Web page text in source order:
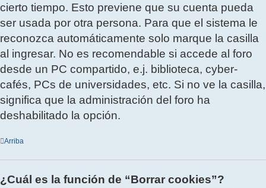
cierto tiempo. Esto previene que su cuenta pueda
ser usada por otra persona. Para que el sistema le
reconozca automáticamente solo marque la casilla
al ingresar. No es recomendable si accede al foro
desde un PC compartido, e.j. biblioteca, cyber-
cafés, PCs de universidades, etc. Si no ve la casilla,
significa que la administración del foro ha
deshabilitado la opción.
Arriba
¿Cuál es la función de “Borrar cookies”?